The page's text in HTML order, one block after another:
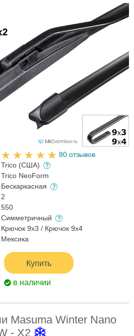
80 отзывов
Trico (США)
Trico NeoForm
Бескаркасная
2
550
Симметричный
Крючок 9x3 / Крючок 9x4
Мексика
Купить
в наличии
Masuma Winter Nano
- X2